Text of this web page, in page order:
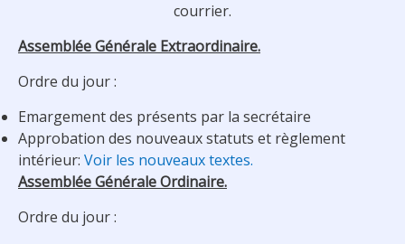
courrier.
Assemblée Générale Extraordinaire.
Ordre du jour :
Emargement des présents par la secrétaire
Approbation des nouveaux statuts et règlement
intérieur: Voir les nouveaux textes.
Assemblée Générale Ordinaire.
Ordre du jour :